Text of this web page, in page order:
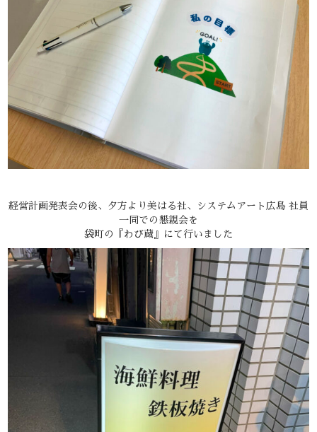
経営計画発表会の後、夕方より美はる社、システムアート広島 社員
一同での懇親会を
袋町の『わび蔵』にて行いました